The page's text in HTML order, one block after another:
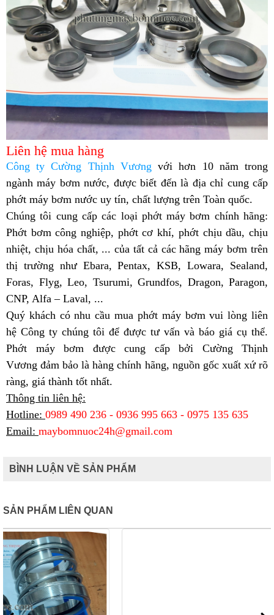
Liên hệ mua hàng
Công ty Cường Thịnh Vương với hơn 10 năm trong
ngành máy bơm nước, được biết đến là địa chỉ cung cấp
phớt máy bơm nước uy tín, chất lượng trên Toàn quốc.
Chúng tôi cung cấp các loại phớt máy bơm chính hãng:
Phớt bơm công nghiệp, phớt cơ khí, phớt chịu dầu, chịu
nhiệt, chịu hóa chất, ... của tất cả các hãng máy bơm trên
thị trường như Ebara, Pentax, KSB, Lowara, Sealand,
Foras, Flyg, Leo, Tsurumi, Grundfos, Dragon, Paragon,
CNP, Alfa – Laval, ...
Quý khách có nhu cầu mua phớt máy bơm vui lòng liên
hệ Công ty chúng tôi để được tư vấn và báo giá cụ thể.
Phớt máy bơm được cung cấp bởi Cường Thịnh
Vươngđảm bảo là hàng chính hãng, nguồn gốc xuất xứ rõ
ràng, giá thành tốt nhất.
Thông tin liên hệ:
Hotline: 0989 490 236 - 0936 995 663 - 0975 135 635
Email: maybomnuoc24h@gmail.com
BÌNH LUẬN VỀ SẢN PHẨM
SẢN PHẨM LIÊN QUAN